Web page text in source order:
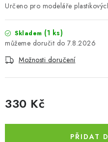
Obchodní podmínky
Reklamační řád
Převodník modelářských barev
Určeno pro modeláře
Skladem (1 ks)
7.8.2026
Možnosti doručení
330 Kč
PŘIDAT